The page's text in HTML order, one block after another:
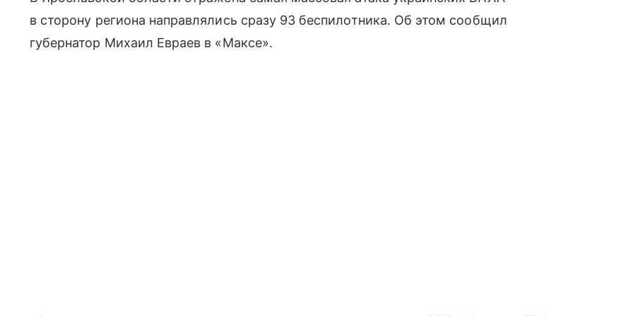
в сторону региона направлялись сразу 93 беспилотника. Об этом сообщил
губернатор Михаил Евраев в «Максе».